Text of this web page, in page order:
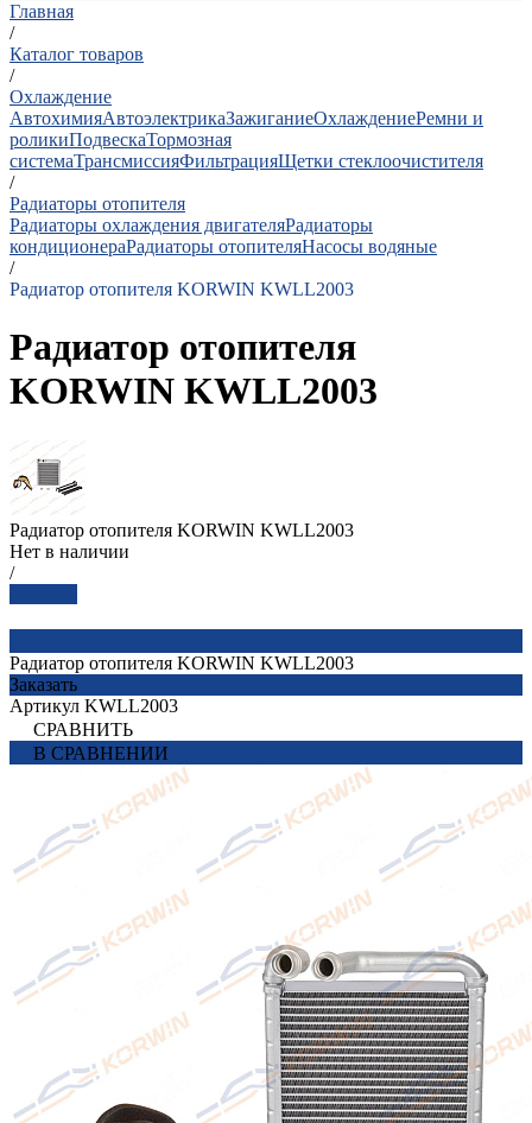
Главная
/
Каталог товаров
/
Охлаждение
АвтохимияАвтоэлектрикаЗажиганиеОхлаждениеРемни и
роликиПодвескаТормозная
системаТрансмиссияФильтрацияЩетки стеклоочистителя
/
Радиаторы отопителя
Радиаторы охлаждения двигателяРадиаторы
кондиционераРадиаторы отопителяНасосы водяные
/
Радиатор отопителя KORWIN KWLL2003
Радиатор отопителя
KORWIN KWLL2003
Радиатор отопителя KORWIN KWLL2003
Нет в наличии
/
Радиатор отопителя KORWIN KWLL2003
Заказать
Артикул KWLL2003
СРАВНИТЬ
В СРАВНЕНИИ